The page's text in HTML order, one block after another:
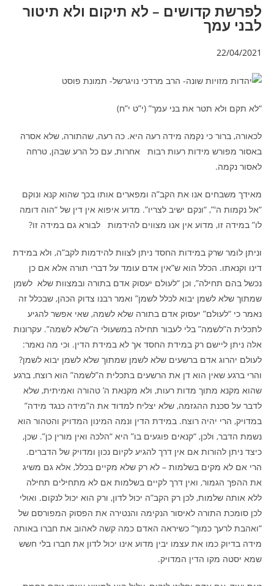
לפרשת קדושים – לא תיקום ולא תיטור
לבני עמך
22/04/2021
“לא תקם ולא תטר את בני עמך” (י”ט י”ח)
לכאורה, ברור כי נקמה מידה רעה היא. כה רעה, שהתורה, שלא אסרה
באסור מפורש מידות רעות רבות אחרות, עם כל הרע שבהן, טרחה
לאסור נקמה.
מאידך משבחים אנו את הקב”ה ומפארים אותו בכך שהוא קנא ונוקם
“אל נקמות ה'”, “ונקם ישיב לצריו”. מדוע איפוא אין דין של “הוה דומה
לו” במידה זו, מדוע אין אנו מצווים להידמות לבורא גם במידה זו?
וניתן לומר שרק במידות החסד ניתן לצוות להידמות לקב”ה, ולא במידת
דינו וקנאתו. הכלל הוא ש”אין אדם עומד על דברי תורה אלא אם כן
נכשל בהם תחילה”, וכן “לעולם יעסוק אדם בתורה ובמצוות שלא לשמן
שמתוך שלא לשמן יבוא לכלל לשמן” ואמר רבנו צדוק הכהן, שבכלל זה
נאמר כי “לעולם” יעסוק אדם בתורה שלא לשמה, שאי אפשר להגיע
לתכלית ה”לשמה” בלי לעבור תחילה במשעולי ה”שלא לשמה”. עקרונות
אלה ניתן ליישם רק במידת החסד אך לא במידת הדין. וכי מה נאמר:
לעולם יהרוג אדם ברשעים שלא לשמן שמתוך שלא לשמן יבוא לשמן?
והרי ברגע שאין הוא דן את הרשעים בתכלית ה”לשמה” הוא רוצח, ברגע
שהוא מקנא מתוך מדות רעות, ולא מקנאת ה’ טהורה ואמיתית, שלא
לדבר על סכנת ההגזמה, שלא יצליח למדוד את ה”מידה כנגד מידה”
במדויק, הרי יהיה רוצח. במידת הדין ונמה המינון המדויק והטהור הוא
נשמת הדבר, ולכן, “קנאים פוגעים בו” היא “הלכה ואין מורין כן”. שכן,
כיצד ניתן להורות אם אין דרך להגיע לקיום נכון ומדויק של הדברים.
הרי אם לא מקים בשלמות – לא רק שלא מקיים בכלל, אלא גם משיג
את ההפך הגמור, ואין דרך לקיים בשלמות אם לא מתחילים תחילה
ללא אותה שלמות, לכן רק הקב”ה יכול לדון, ורק הוא יכול לנקום. ואולי
לכן סומכת התורה לאיסור הנקימה והנטירה את הפסוק המפורסם של
“ואהבת לרעך כמוך” כשיראה האדם כמה קשה לאהוב את חברו באותה
מידה בדיוק כמו את עצמו יבין מדוע אינו יכול לדון את חברו בלי חשש
שמא יסטה מקו הדין המדויק.